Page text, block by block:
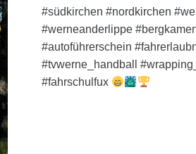
#südkirchen #nordkirchen
#werneanderlippe
#autoführerschein
#tvwerne_handball
#fahrschulfux